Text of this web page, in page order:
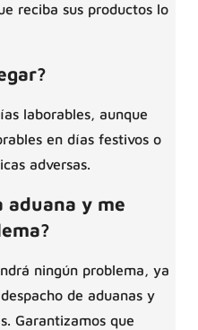
reciba sus productos lo
laborables, aunque
en días festivos o
adversas.
aduana y me
ningún problema, ya
de aduanas y
Garantizamos que